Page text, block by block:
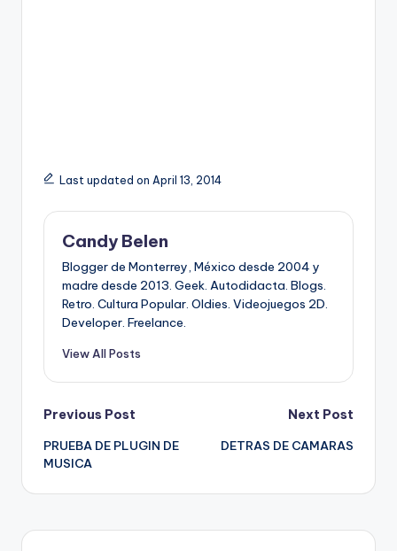
Last updated on April 13, 2014
Candy Belen
Blogger de Monterrey, México desde 2004 y
madre desde 2013. Geek. Autodidacta. Blogs.
Retro. Cultura Popular. Oldies. Videojuegos 2D.
Developer. Freelance.
View All Posts
Post
navigation
Previous Post
PRUEBA DE PLUGIN DE
MUSICA
Next Post
DETRAS DE CAMARAS